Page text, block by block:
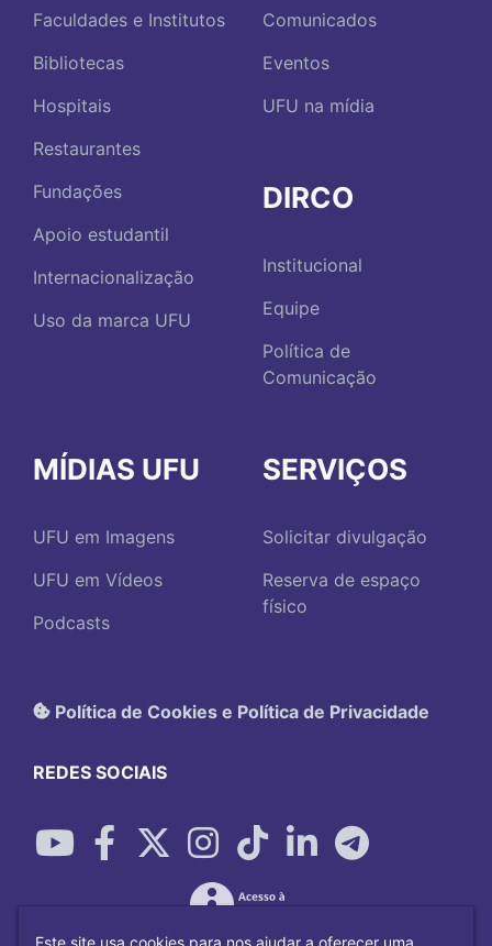
Faculdades e Institutos
Bibliotecas
Hospitais
Restaurantes
Fundações
Apoio estudantil
Internacionalização
Uso da marca UFU
Comunicados
Eventos
UFU na mídia
DIRCO
Institucional
Equipe
Política de
Comunicação
MÍDIAS UFU
UFU em Imagens
UFU em Vídeos
Podcasts
SERVIÇOS
Solicitar divulgação
Reserva de espaço
físico
Política de Cookies e Política de Privacidade
REDES SOCIAIS
Este site usa cookies para nos ajudar a oferecer uma